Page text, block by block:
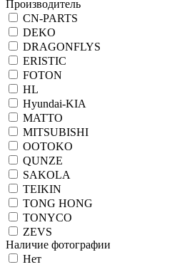
Производитель
CN-PARTS
DEKO
DRAGONFLYS
ERISTIC
FOTON
HL
Hyundai-KIA
MATTO
MITSUBISHI
OOTOKO
QUNZE
SAKOLA
TEIKIN
TONG HONG
TONYCO
ZEVS
Наличие фотографии
Нет